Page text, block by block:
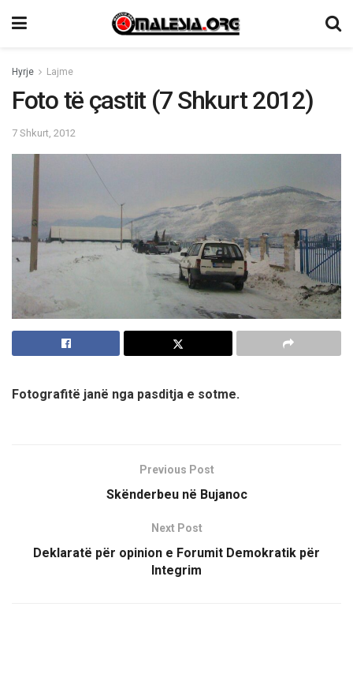
Hyrje Lajme
Foto të çastit (7 Shkurt 2012)
7 Shkurt, 2012
Fotografitë janë nga pasditja e sotme.
Previous Post
Skënderbeu në Bujanoc
Next Post
Deklaratë për opinion e Forumit Demokratik për
Integrim